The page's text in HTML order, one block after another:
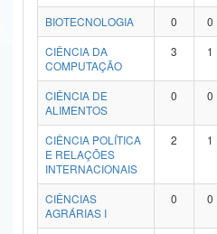
Advocacia-Geral da União
Banco Central do Brasil
BIOTECNOLOGIA
0 0
CIÊNCIA DA
COMPUTAÇÃO
3 1
CIÊNCIA DE
ALIMENTOS
0 0
CIÊNCIA POLÍTICA
E RELAÇÕES
INTERNACIONAIS
2 1
CIÊNCIAS
AGRÁRIAS I
0 0